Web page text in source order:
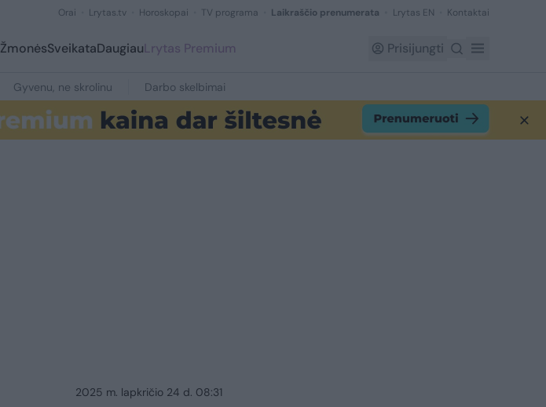
Orai Lrytas.tv Horoskopai TV programa Laikraščio prenumerata Lrytas EN Kontaktai
ŽmonėsSveikataDaugiauLrytas Premium Prisijungti
Gyvenu, ne skrolinu Darbo skelbimai
2025 m. lapkričio 24 d. 08:31